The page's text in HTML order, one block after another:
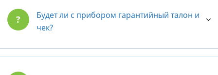
?
Будет ли с прибором гарантийный талон и
чек?